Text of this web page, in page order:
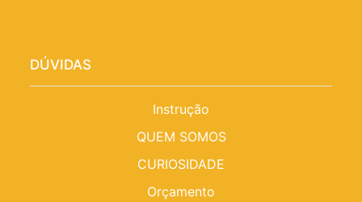
DÚVIDAS
Instrução
QUEM SOMOS
CURIOSIDADE
Orçamento